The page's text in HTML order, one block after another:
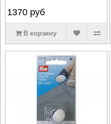
1370руб
В корзину